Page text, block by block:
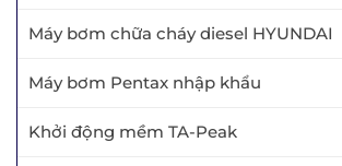
Máy bơm chữa cháy diesel HYUNDAI
Máy bơm Pentax nhập khẩu
Khởi động mềm TA-Peak